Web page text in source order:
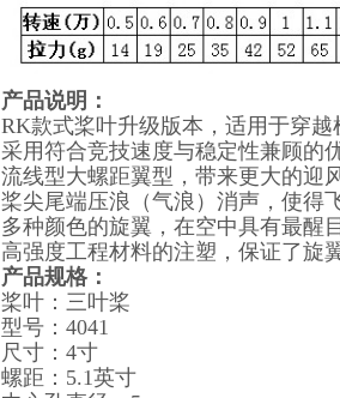
产品说明：
RK款式桨叶升级版本，适用于穿越
采用符合竞技速度与稳定性兼顾的
流线型大螺距翼型，带来更大的迎风
桨尖尾端压浪（气浪）消声，使得
多种颜色的旋翼，在空中具有最醒
高强度工程材料的注塑，保证了旋
产品规格：
桨叶：三叶桨
型号：4041
尺寸：4寸
螺距：5.1英寸